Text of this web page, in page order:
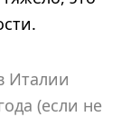
Италии
(если не